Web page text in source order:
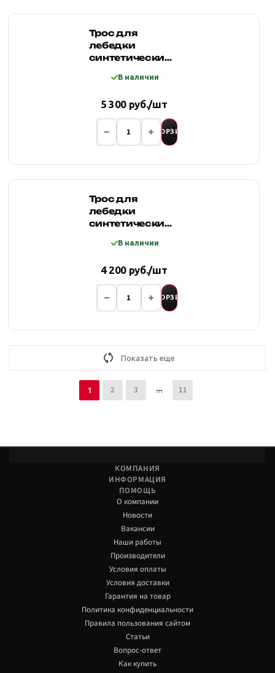
Трос для
лебедки
синтетический
метров, синий
В наличии
5 300 руб./шт
В КОРЗИНУ
Трос для
лебедки
синтетический
оранжевый
В наличии
4 200 руб./шт
В КОРЗИНУ
Показать еще
1 2 3 11
КОМПАНИЯ
ИНФОРМАЦИЯ
ПОМОЩЬ
О компании
Новости
Вакансии
Наши работы
Производители
Условия оплаты
Условия доставки
Гарантия на товар
Политика конфиденциальности
Правила пользования сайтом
Статьи
Вопрос-ответ
Как купить